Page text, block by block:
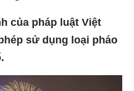
của pháp luật Việt
sử dụng loại pháo